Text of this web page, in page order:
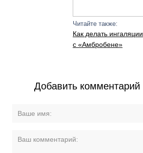
Читайте также:
Как делать ингаляции
с «Амбробене»
Добавить комментарий